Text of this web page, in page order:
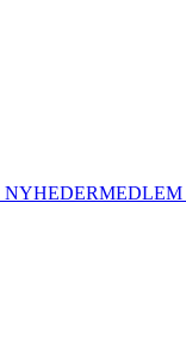
NYHEDERMEDLEM